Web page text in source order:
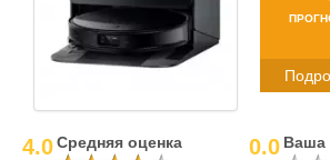
4.0Средняя оценка 0.0 Ваша